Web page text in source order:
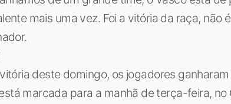
mais uma vez. Foi a vitória da raça, não
deste domingo, os jogadores
marcada para a manhã de terça-feira, no